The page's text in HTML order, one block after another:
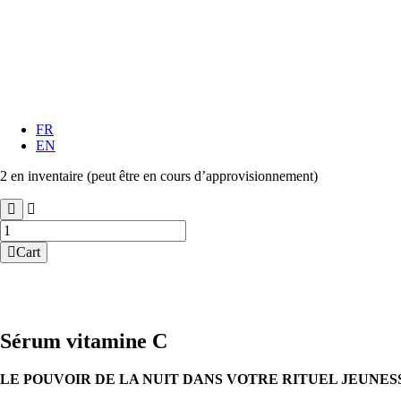
FR
EN
2 en inventaire (peut être en cours d’approvisionnement)
quantité
de
Sérum
Cart
Sérum vitamine C
LE POUVOIR DE LA NUIT DANS VOTRE RITUEL